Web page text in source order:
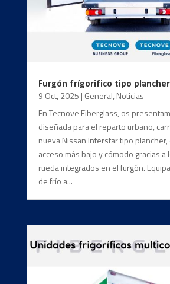
Furgón frígorifico tipo plancher
9 Oct, 2025 | General, Noticias
En Tecnove Fiberglass, os
diseñada para el reparto urbano,
nueva Nissan Interstar tipo
acceso más bajo y cómodo gracias a
rueda integrados en el furgón.
de frío a...